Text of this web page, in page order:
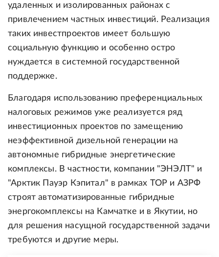
удаленных и изолированных районах с
привлечением частных инвестиций. Реализация
таких инвестпроектов имеет большую
социальную функцию и особенно остро
нуждается в системной государственной
поддержке.
Благодаря использованию преференциальных
налоговых режимов уже реализуется ряд
инвестиционных проектов по замещению
неэффективной дизельной генерации на
автономные гибридные энергетические
комплексы. В частности, компании "ЭНЭЛТ" и
"Арктик Пауэр Кэпитал" в рамках ТОР и АЗРФ
строят автоматизированные гибридные
энергокомплексы на Камчатке и в Якутии, но
для решения насущной государственной задачи
требуются и другие меры.